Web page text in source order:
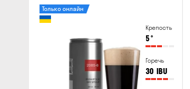
Крепость
5°
Горечь
30 IBU
Только онлайн